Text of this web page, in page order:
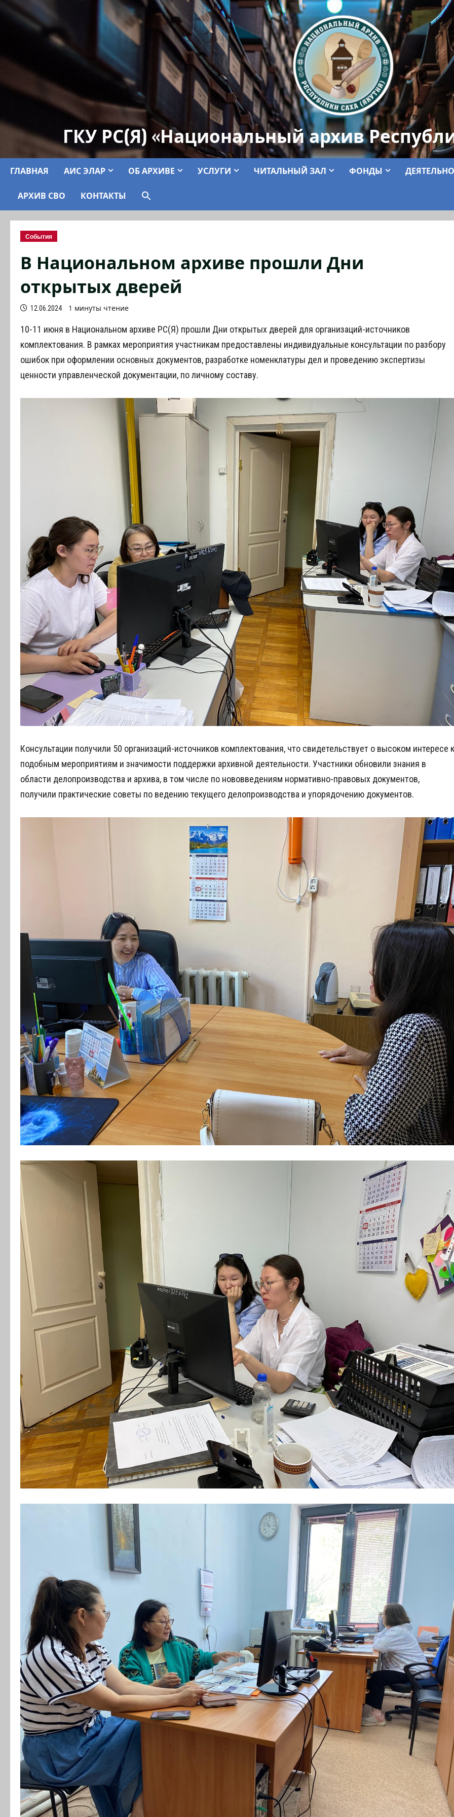
ГКУ РС(Я) «Национальный архив
ГЛАВНАЯ АИС ЭЛАР ОБ АРХИВЕ УСЛУГИ ЧИТАЛЬНЫЙ ЗАЛ ФОНДЫ
АРХИВ СВО КОНТАКТЫ
События
В Национальном архиве прошли Дни
открытых дверей
12.06.2024 1 минуты чтение
10-11 июня в Национальном архиве РС(Я) прошли Дни открытых дверей для организаций-источников
комплектования. В рамках мероприятия участникам предоставлены индивидуальные консультации по разбору
ошибок при оформлении основных документов, разработке номенклатуры дел и проведению экспертизы
ценности управленческой документации, по личному составу.
Консультации получили 50 организаций-источников комплектования, что свидетельствует о высоком интересе к
подобным мероприятиям и значимости поддержки архивной деятельности. Участники обновили знания в
области делопроизводства и архива, в том числе по нововведениям нормативно-правовых документов,
получили практические советы по ведению текущего делопроизводства и упорядочению документов.